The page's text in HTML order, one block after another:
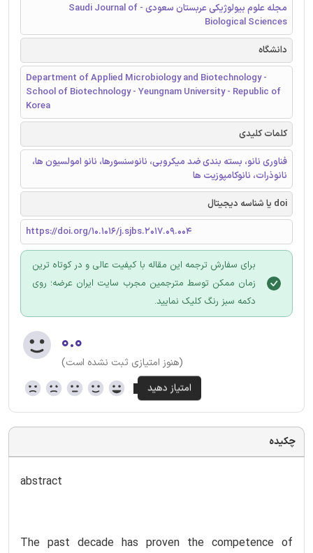
مجله علوم بیولوژیکی عربستان سعودی - Saudi Journal of
Biological Sciences
دانشگاه
Department of Applied Microbiology and Biotechnology -
School of Biotechnology - Yeungnam University - Republic of
Korea
کلمات کلیدی
فناوری نانو، بسته بندی ضد میکروبی، نانوسنسورها، نانو امولسیون ها،
نانوذرات، نانوکامپوزیت ها
doi یا شناسه دیجیتال
https://doi.org/10.1016/j.sjbs.2017.09.004
برای سفارش ترجمه این مقاله با کیفیت عالی و در کوتاه ترین
زمان ممکن توسط مترجمین مجرب سایت ایران عرضه؛ روی
دکمه سبز رنگ کلیک نمایید.
۰.۰
(هنوز امتیازی ثبت نشده است)
چکیده
abstract
The past decade has proven the competence of